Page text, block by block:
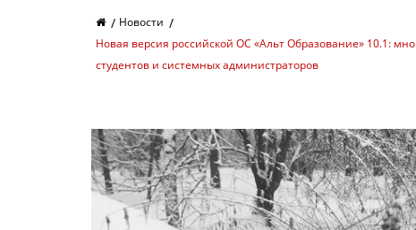
Новости
Новая версия российской ОС «Альт Образование» 10.1:
студентов и системных администраторов